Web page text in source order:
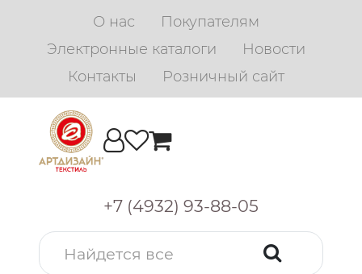
О нас
Покупателям
Электронные каталоги
Новости
Контакты
Розничный сайт
+7 (4932) 93-88-05